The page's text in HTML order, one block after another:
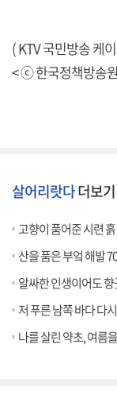
( KTV 국민방송 케
< ⓒ 한국정책방송
살어리랏다더보기
고향이 품어준 시련
산을 품은 부엌 해발
알싸한 인생이어도
저 푸른 남쪽 바다 다
나를 살린 약초, 여름